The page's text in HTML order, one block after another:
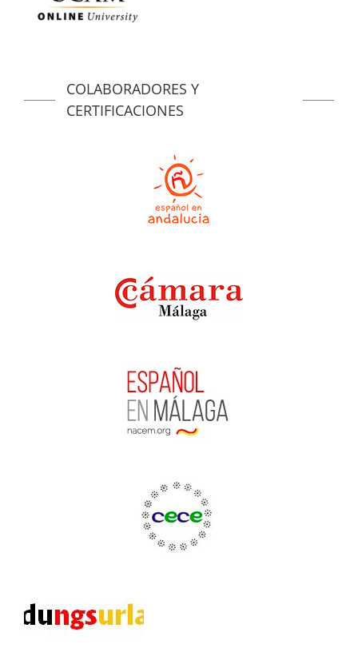
COLABORADORES Y
CERTIFICACIONES